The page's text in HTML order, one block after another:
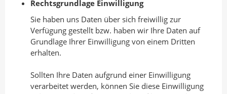
Rechtsgrundlage Einwilligung
Sie haben uns Daten über sich freiwillig zur
Verfügung gestellt bzw. haben wir Ihre Daten auf
Grundlage Ihrer Einwilligung von einem Dritten
erhalten.
Sollten Ihre Daten aufgrund einer Einwilligung
verarbeitet werden, können Sie diese Einwilligung